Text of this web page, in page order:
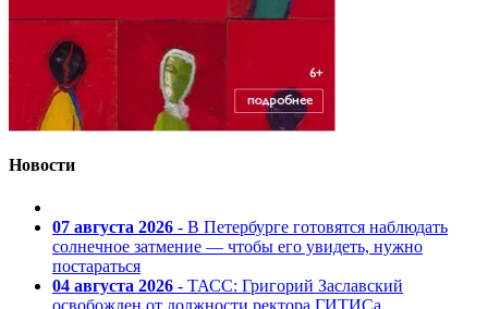
Новости
07 августа 2026 - В Петербурге готовятся наблюдать
солнечное затмение — чтобы его увидеть, нужно
постараться
04 августа 2026 - ТАСС: Григорий Заславский
освобожден от должности ректора ГИТИСа